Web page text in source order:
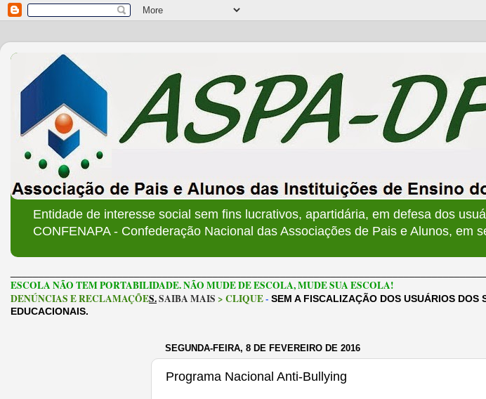
Entidade de interesse social sem fins lucrativos, apartidária, em defesa dos
CONFENAPA - Confederação Nacional das Associações de Pais e Alunos, em
ESCOLA NÃO TEM PORTABILIDADE. NÃO MUDE DE ESCOLA, MUDE SUA ESCOLA!
DENÚNCIAS E RECLAMAÇÕES.SAIBA MAIS > CLIQUE- SEM A FISCALIZAÇÃO DOS USUÁRIOS DOS
EDUCACIONAIS.
SEGUNDA-FEIRA, 8 DE FEVEREIRO DE 2016
Programa Nacional Anti-Bullying